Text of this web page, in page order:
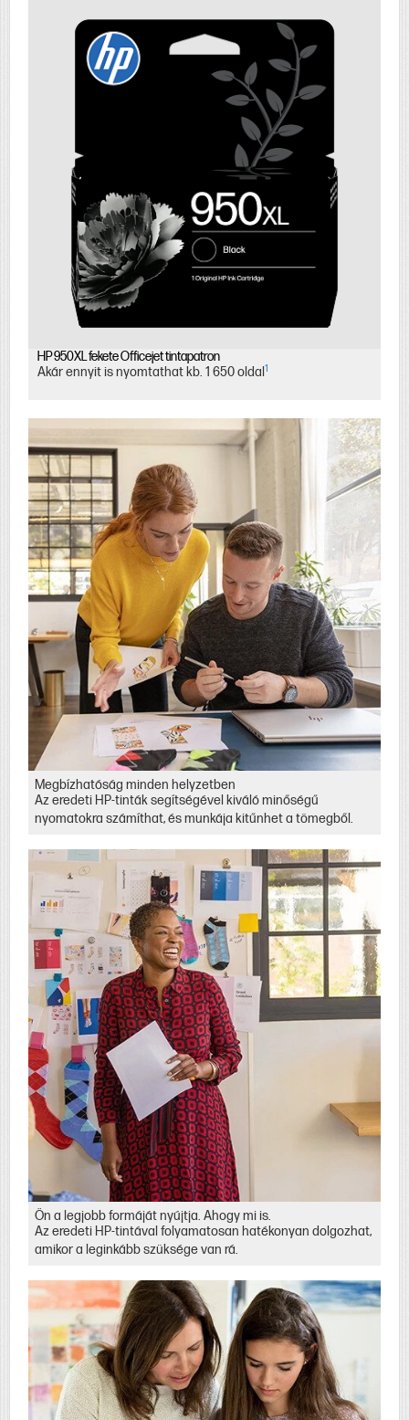
HP 950XL fekete Officejet tintapatron
Akár ennyit is nyomtathat kb. 1 650 oldal 1
Megbízhatóság minden helyzetben
Az eredeti HP-tinták segítségével kiváló minőségű
nyomatokra számíthat, és munkája kitűnhet a tömegből.
Ön a legjobb formáját nyújtja. Ahogy mi is.
Az eredeti HP-tintával folyamatosan hatékonyan dolgozhat,
amikor a leginkább szüksége van rá.